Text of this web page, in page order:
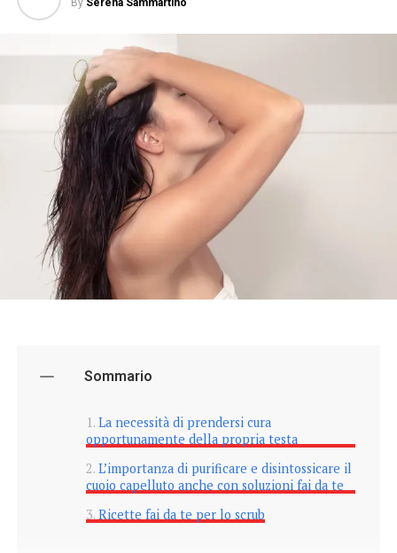
By Serena Sammartino
Sommario
La necessità di prendersi cura
opportunamente della propria testa
L’importanza di purificare e disintossicare il
cuoio capelluto anche con soluzioni fai da te
Ricette fai da te per lo scrub